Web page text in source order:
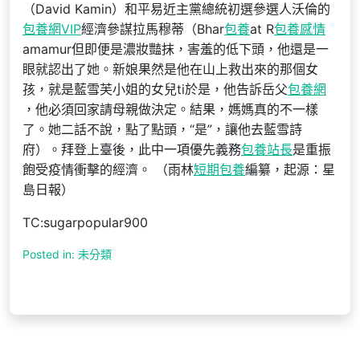
（David Kamin）和平易近主黨總統初選參選人沃倫的
包養網VIP經濟參謀拉馬穆蒂（Bhar包養at R包養感情
amamur但即便是濃妝豔抹，害羞的低下頭，他還是一
眼就認出了她。新娘果然是他在山上救出來的那個女
孩，就是藍雪芙小姐的女兒ti於是，他告訴岳父包養網
，他必須回家請母親做決定。結果，媽媽真的不一樣
了。她二話不說，點了點頭，“是”，讓他去藍雪詩
府）。拜登上臺後，此中一項優先義務包養站長是重振
飽受疫情衝擊的經濟。 （雨林短期包養編纂，起源：星
島日報）
TC:sugarpopular900
Posted in: 未分類